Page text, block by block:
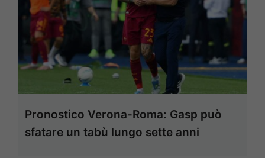
Pronostico Verona-Roma: Gasp può
sfatare un tabù lungo sette anni